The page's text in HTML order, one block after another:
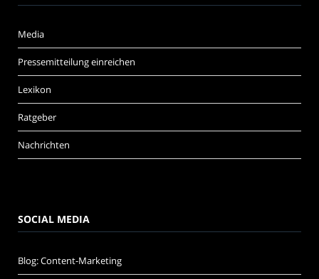
Media
Pressemitteilung einreichen
Lexikon
Ratgeber
Nachrichten
SOCIAL MEDIA
Blog: Content-Marketing